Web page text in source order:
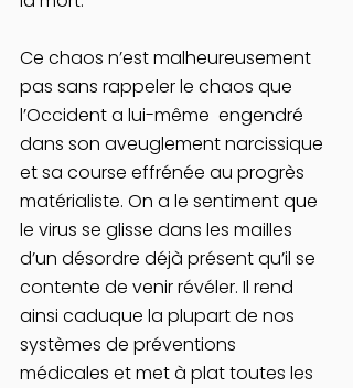
Ce chaos n’est malheureusement
pas sans rappeler le chaos que
l’Occident a lui-même  engendré
dans son aveuglement narcissique
et sa course effrénée au progrès
matérialiste. On a le sentiment que
le virus se glisse dans les mailles
d’un désordre déjà présent qu’il se
contente de venir révéler. Il rend
ainsi caduque la plupart de nos
systèmes de préventions
médicales et met à plat toutes les